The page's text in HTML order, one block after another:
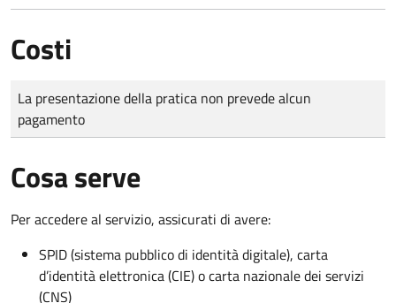
Costi
Tipo di pagamento
Importo
La presentazione della pratica non prevede alcun
pagamento
Cosa serve
Per accedere al servizio, assicurati di avere:
SPID (sistema pubblico di identità digitale), carta
d’identità elettronica (CIE) o carta nazionale dei servizi
(CNS)